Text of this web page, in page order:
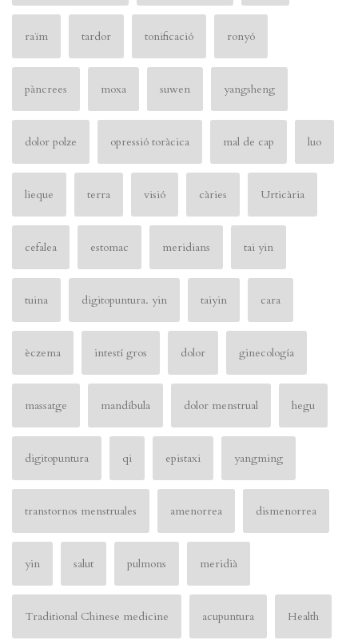
raïm tardor tonificació ronyó
pàncrees moxa suwen yangsheng
dolor polze opressió toràcica mal de cap luo
lieque terra visió càries Urticària
cefalea estomac meridians tai yin
tuina digitopuntura. yin taiyin cara
èczema intestí gros dolor ginecología
massatge mandíbula dolor menstrual hegu
digitopuntura qi epistaxi yangming
transtornos menstruales amenorrea dismenorrea
yin salut pulmons meridià
Traditional Chinese medicine acupuntura Health